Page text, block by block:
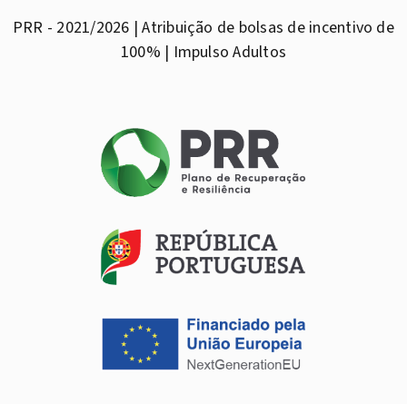
PRR - 2021/2026 | Atribuição de bolsas de incentivo de
100% | Impulso Adultos